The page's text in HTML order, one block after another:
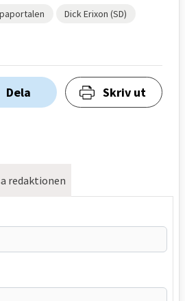
Dick Erixon (SD)
Dela Skriv ut
redaktionen